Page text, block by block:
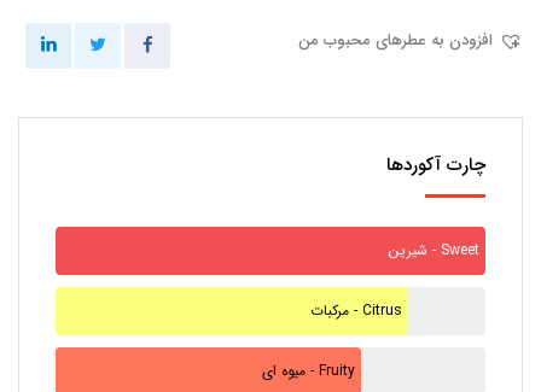
افزودن به عطرهای محبوب من
چارت آکوردها
شیرین - Sweet
مرکبات - Citrus
میوه ای - Fruity